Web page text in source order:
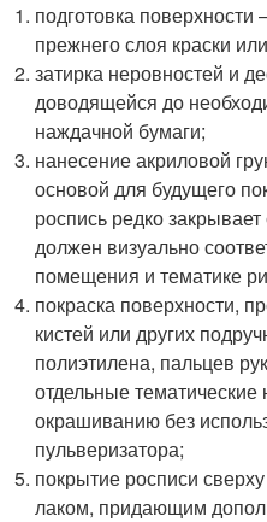
подготовка поверхности
прежнего слоя краски
затирка неровностей и
доводящейся до
наждачной бумаги;
нанесение акриловой
основой для будущего
роспись редко
должен визуально
помещения и тематике
покраска поверхности,
кистей или других
полиэтилена, пальцев
отдельные
окрашиванию без
пульверизатора;
покрытие росписи
лаком, придающим